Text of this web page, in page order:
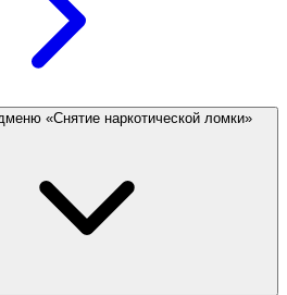
«Снятие наркотической ломки»